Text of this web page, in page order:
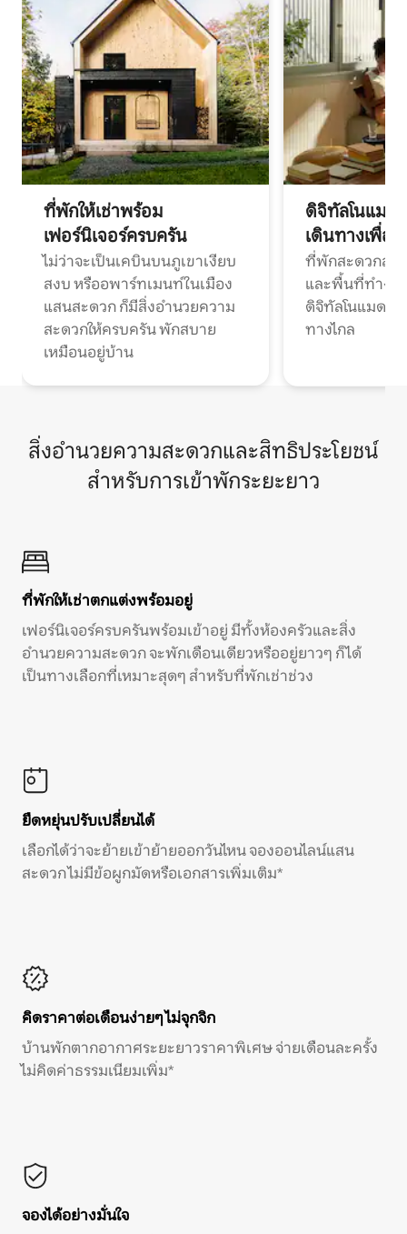
ที่พักให้เช่าพร้อม
เฟอร์นิเจอร์ครบครัน
ไม่ว่าจะเป็นเคบินบนภูเขาเงียบ
สงบ หรืออพาร์ทเมนท์ในเมือง
แสนสะดวก ก็มีสิ่งอำนวยความ
สะดวกให้ครบครัน พักสบาย
เหมือนอยู่บ้าน
ดิจิทัลโนแมด
เดินทางเพื่อ
ที่พักสะดวกสบ
และพื้นที่ทำงา
ดิจิทัลโนแมดแ
ทางไกล
สิ่งอำนวยความสะดวกและสิทธิประโยชน์
สำหรับการเข้าพักระยะยาว
ที่พักให้เช่าตกแต่งพร้อมอยู่
เฟอร์นิเจอร์ครบครันพร้อมเข้าอยู่ มีทั้งห้องครัวและสิ่ง
อำนวยความสะดวก จะพักเดือนเดียวหรืออยู่ยาวๆ ก็ได้
เป็นทางเลือกที่เหมาะสุดๆ สำหรับที่พักเช่าช่วง
ยืดหยุ่นปรับเปลี่ยนได้
เลือกได้ว่าจะย้ายเข้าย้ายออกวันไหน จองออนไลน์แสน
สะดวก ไม่มีข้อผูกมัดหรือเอกสารเพิ่มเติม*
คิดราคาต่อเดือนง่ายๆ ไม่จุกจิก
บ้านพักตากอากาศระยะยาวราคาพิเศษ จ่ายเดือนละครั้ง
ไม่คิดค่าธรรมเนียมเพิ่ม*
จองได้อย่างมั่นใจ